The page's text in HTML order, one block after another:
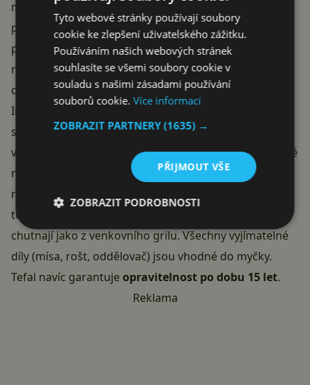
maso a příloha budou hotové ve stejný čas. Osm
přednastavených programů (hranolky, nugety, kuře,
pizza, maso, ryby, zelenina, dezert) plus manuální
režim s rozsahem40–220 °Cpokrývají prakticky
cokoliv.
Inspiraci na recepty najdete v aplikaci
stovky receptů přímo navržených pro tuto fritézu,
včetně časů a teplot pro konkrétní jídla. Hodí se hlavně
na začátek, než si najdete vlastní nastavení. Grilovací
rošt z litého hliníku s nepřilnavým povrchem odvádí
tuk pryč od jídla — steak nebo kuřecí prsa na něm prý
chutnají jako z venkovního grilu. Všechny vyjímatelné
díly (mísa, rošt, oddělovač) jsou vhodné do myčky.
Tefal navíc garantujeopravitelnost po dobu 15 let.
Reklama
Tyto webové stránky používají soubory
cookie ke zlepšení uživatelského zážitku.
Používáním našich webových stránek
souhlasíte se všemi soubory cookie v
souladu s našimi zásadami používání
souborů cookie.Více informací
ZOBRAZIT PARTNERY(1635) →
PŘIJMOUT VŠE
ZOBRAZIT PODROBNOSTI